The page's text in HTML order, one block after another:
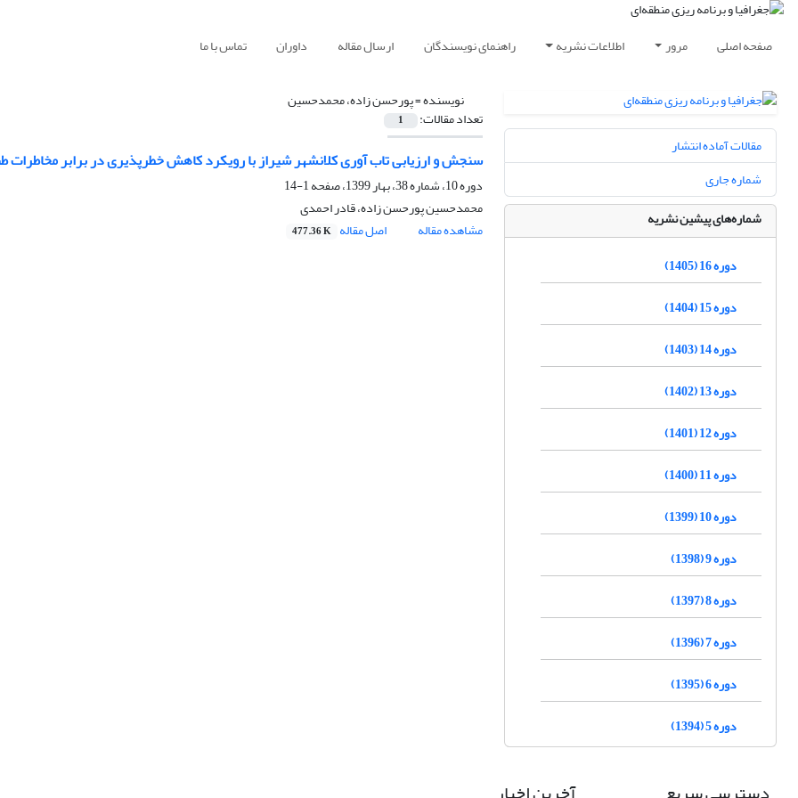
صفحه اصلی مرور اطلاعات نشریه راهنمای نویسندگان ارسال مقاله داوران تماس با ما
نویسنده =پورحسن زاده، محمدحسین
تعداد مقالات: 1
سنجش و ارزیابی تاب آوری کلانشهر شیراز با رویکرد کاهش خطرپذیری در برابر مخاطرات
دوره 10، شماره 38، بهار 1399، صفحه
1-14
محمدحسین پورحسن زاده، قادر احمدی
مشاهده مقاله
اصل مقاله 477.36 K
مقالات آماده انتشار
شماره جاری
شماره‌های پیشین نشریه
دوره 16 (1405)
دوره 15 (1404)
دوره 14 (1403)
دوره 13 (1402)
دوره 12 (1401)
دوره 11 (1400)
دوره 10 (1399)
دوره 9 (1398)
دوره 8 (1397)
دوره 7 (1396)
دوره 6 (1395)
دوره 5 (1394)